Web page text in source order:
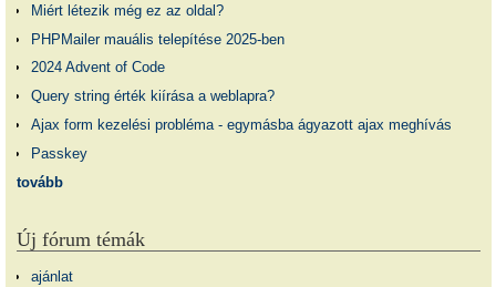
Miért létezik még ez az oldal?
PHPMailer mauális telepítése 2025-ben
2024 Advent of Code
Query string érték kiírása a weblapra?
Ajax form kezelési probléma - egymásba ágyazott ajax meghívás
Passkey
tovább
Új fórum témák
ajánlat